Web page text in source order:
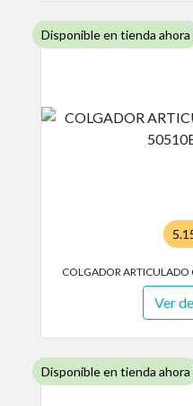
Disponible en tienda ahora
COLGADOR
Ver
Disponible en tienda ahora